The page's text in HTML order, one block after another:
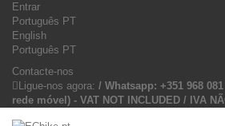
Entrar
Português PT
English
Português PT
Contacte-nos
Ligue-nos agora: / Whatsapp: +351 968
rede móvel) - VAT NOT INCLUDED / IVA